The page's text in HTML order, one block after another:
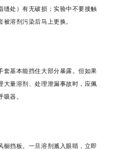
缝处）有无破损；实验中不要接触
溶剂污染后马上更换。
套基本能挡住大部分暴露。但如果
大量溶剂、处理泄漏事故时，应佩
器。
橱挡板。一旦溶剂溅入眼睛，立即